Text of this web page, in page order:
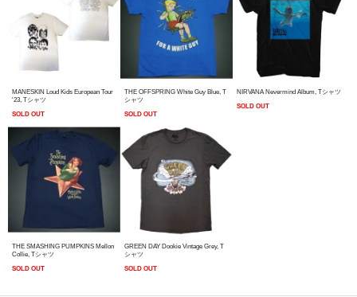
MANESKIN Loud Kids European Tour
'23, Tシャツ
SOLD OUT
THE OFFSPRING White Guy Blue, T
シャツ
SOLD OUT
NIRVANA Nevermind Album, Tシャツ
SOLD OUT
THE SMASHING PUMPKINS Mellon
Collie, Tシャツ
SOLD OUT
GREEN DAY Dookie Vintage Grey, T
シャツ
SOLD OUT